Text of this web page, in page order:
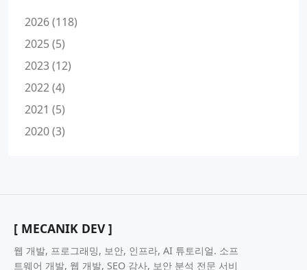
2026 (118)
2025 (5)
2023 (12)
2022 (4)
2021 (5)
2020 (3)
[ MECANIK DEV ]
웹 개발, 프로그래밍, 보안, 인프라, AI 튜토리얼. 소프
트웨어 개발, 웹 개발, SEO 감사, 보안 분석 전문 서비